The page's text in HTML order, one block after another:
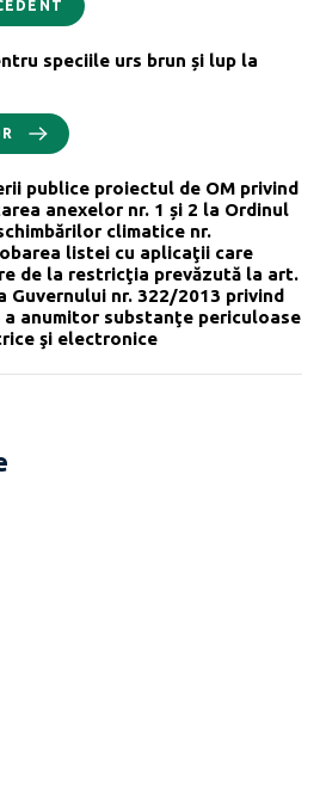
speciile urs brun și lup la
publice proiectul de OM privind
anexelor nr. 1 și 2 la Ordinul
climatice nr.
listei cu aplicaţii care
de la restricţia prevăzută la art.
Guvernului nr. 322/2013 privind
anumitor substanţe periculoase
şi electronice